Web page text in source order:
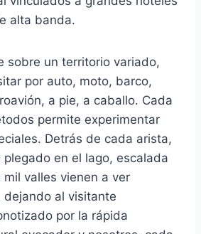
alta banda.
sobre un territorio variado,
por auto, moto, barco,
a pie, a caballo. Cada
permite experimentar
Detrás de cada arista,
en el lago, escalada
valles vienen a ver
dejando al visitante
por la rápida